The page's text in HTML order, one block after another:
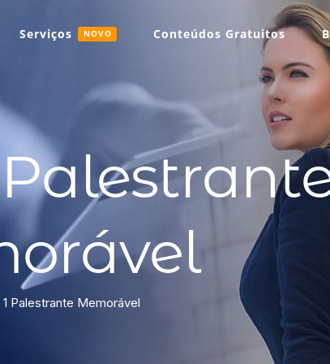
Serviços NOVO Conteúdos Gratuitos
1 Palestrante Memorável